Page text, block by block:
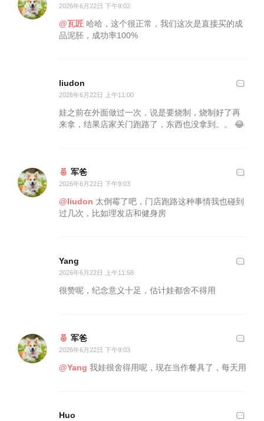
2026年6月22日 下午9:02
@瓦匠 哈哈，这个很正常，我们这次是直接买的成
品泥胚，成功率100%
liudon
2026年6月22日 上午11:00
娃之前在外面做过一次，说是要烧制，烧制好了再
来拿，结果店家关门跑路了，东西也没拿到。。 😂
军爸
2026年6月22日 下午9:03
@liudon 太倒霉了吧，门店跑路这种事情我也碰到
过几次，比如理发店和健身房
Yang
2026年6月22日 上午11:58
很赞呢，纪念意义十足，估计娃都舍不得用
军爸
2026年6月22日 下午9:03
@Yang 我娃很舍得用呢，现在当作餐具了，每天用
Huo